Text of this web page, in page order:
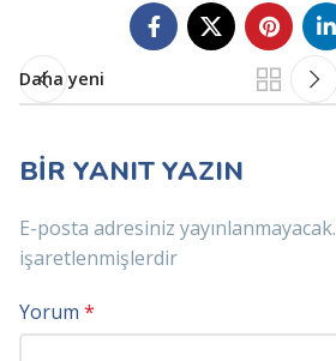
Daha yeni
BIR YANIT YAZIN
E-posta adresiniz yayınlanmayacak.
işaretlenmişlerdir
Yorum *